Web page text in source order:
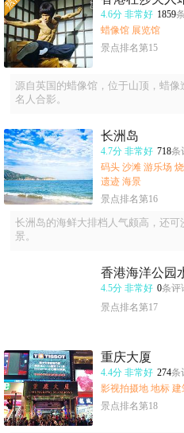
4.6分 非常好 1859
蜡像馆 展览馆
景点排名第15
源自英国的蜡像馆，位于山顶，蜡
名人合影。
长洲岛
4.7分 非常好 718条
码头 沙滩 游乐场
遗迹 海景
景点排名第16
长洲岛的海鲜大排档人气颇高，还
景。
香港海洋公园
4.5分 非常好 0条评
景点排名第17
重庆大厦
4.4分 非常好 274条
影视拍摄地 地标 建
景点排名第18